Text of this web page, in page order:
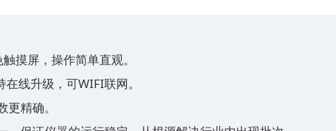
摸屏，操作简单直观。
线升级，可WIFI联网。
精确。